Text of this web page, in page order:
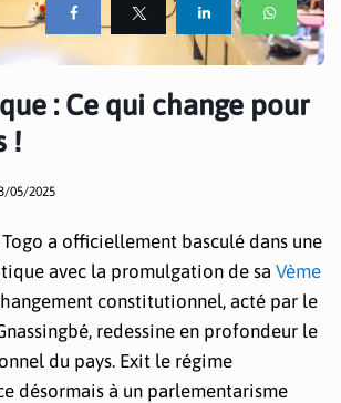
: Ce qui change pour
!
05/2025
Togo a officiellement basculé dans une
avec la promulgation de sa Vème
constitutionnel, acté par le
redessine en profondeur le
du pays. Exit le régime
désormais à un parlementarisme